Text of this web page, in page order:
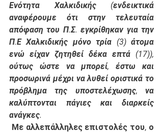
Ενότητα Χαλκιδικής (ενδεικτικά
αναφέρουμε ότι στην τελευταία
απόφαση του Π.Σ. εγκρίθηκαν για την
Π.Ε Χαλκιδικής μόνο τρία (3) άτομα
ενώ είχαν ζητηθεί δέκα επτά (17)),
ούτως ώστε να μπορεί, έστω και
προσωρινά μέχρι να λυθεί οριστικά το
πρόβλημα της υποστελέχωσης, να
καλύπτονται πάγιες και διαρκείς
ανάγκες.